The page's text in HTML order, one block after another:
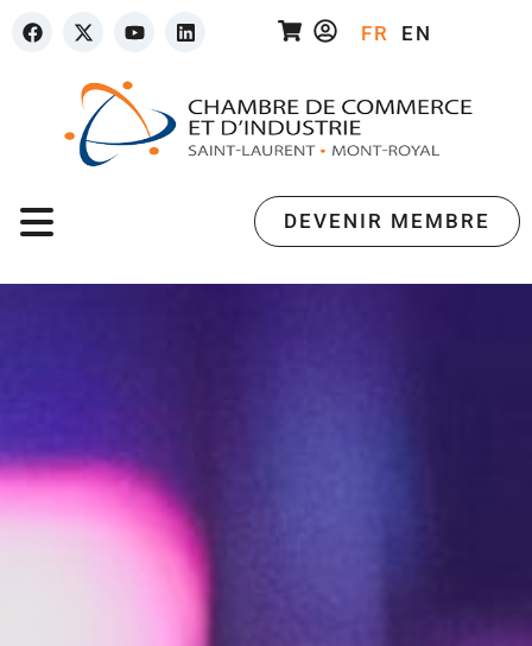
FR EN
DEVENIR MEMBRE